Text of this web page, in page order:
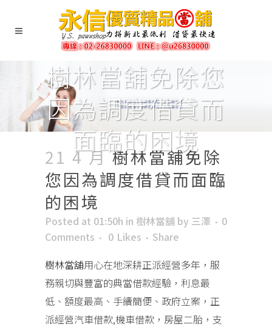
樹林當舖免除您
因為調度借貸而
面臨的困境
21 4 月樹林當舖免除
您因為調度借貸而面臨
的困境
Posted at 01:50h in 樹林當舖 by 三澤
0
Comments
0 Likes
Share
樹林當舖用心在地深耕正派經營多年，服
務親切與豐富的典當借款經驗，利息最
低、額度最高、手續簡便、政府立案，正
派經營汽車借款,機車借款，房屋二胎，支